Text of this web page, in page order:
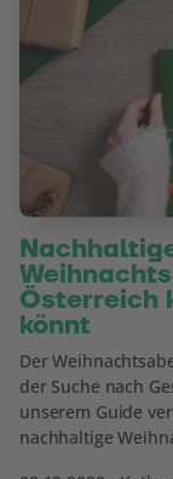
Österreich
könnt
Der
der Suche nach
unserem Guide
nachhaltige